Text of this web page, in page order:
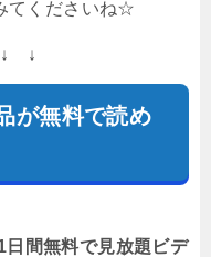
てくださいね☆
↓
が無料で読め
間無料で見放題ビデ